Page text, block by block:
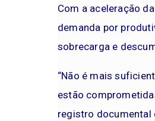
Com a aceleração
demanda por
sobrecarga e
“Não é mais
estão
registro documental